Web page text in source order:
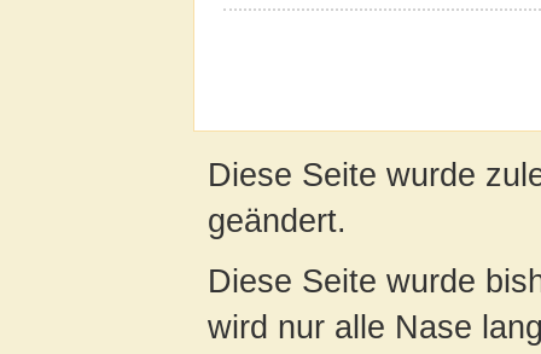
Diese Seite wurde
geändert.
Diese Seite wurde
wird nur alle Nase